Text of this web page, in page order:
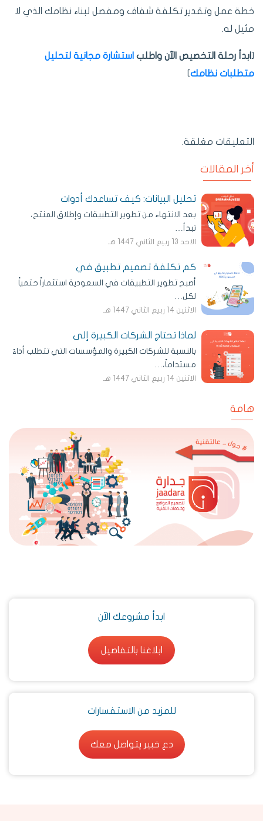
خطة عمل وتقدير تكلفة شفاف ومفصل لبناء نظامك الذي لا
مثيل له.
[ ابدأ رحلة التخصيص الآن واطلب استشارة مجانية لتحليل
متطلبات نظامك]
التعليقات مغلقة.
أخر المقالات
تحليل البيانات: كيف تساعدك أدوات
بعد الانتهاء من تطوير التطبيقات وإطلاق المنتج،
تبدأ…
الاحد 13 ربيع الثاني 1447 هـ
كم تكلفة تصميم تطبيق في
أصبح تطوير التطبيقات في السعودية استثماراً حتمياً
لكل…
الاثنين 14 ربيع الثاني 1447 هـ
لماذا تحتاج الشركات الكبيرة إلى
بالنسبة للشركات الكبيرة والمؤسسات التي تتطلب أداءً
مستداماً،…
الاثنين 14 ربيع الثاني 1447 هـ
هامة
ابدأ مشروعك الآن
ابلاغنا بالتفاصيل
ابلاغنا بالتفاصيل
للمزيد من الاستفسارات
دع خبير يتواصل معك
دع خبير يتواصل معك